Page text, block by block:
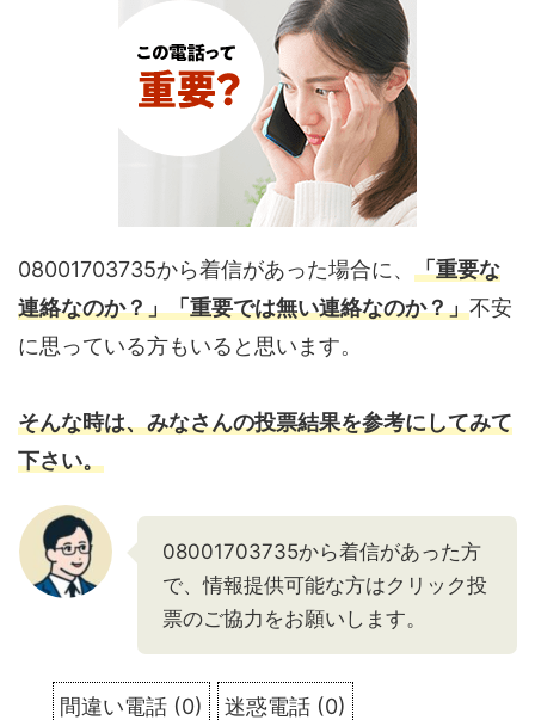
08001703735から着信があった場合に、 「重要な
連絡なのか？」「重要では無い連絡なのか？」不安
に思っている方もいると思います。
そんな時は、みなさんの投票結果を参考にしてみて
下さい。
08001703735から着信があった方
で、情報提供可能な方はクリック投
票のご協力をお願いします。
間違い電話 (0) 迷惑電話 (0)